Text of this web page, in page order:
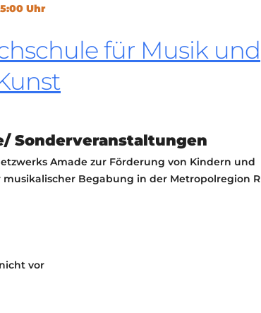
TRANSPARENZ
IMPRESSUM
BEANTRAGEN
Uhr
für Musik und
Sonderveranstaltungen
Amade zur Förderung von Kindern und
Begabung in der Metropolregion
vor